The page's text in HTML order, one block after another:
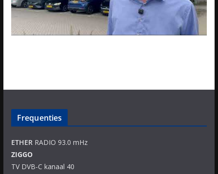
Frequenties
ETHERRADIO 93.0 mHz
ZIGGO
TV DVB-C kanaal 40